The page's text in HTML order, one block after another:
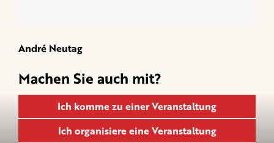
André Neutag
Machen Sie auch mit?
Ich komme zu einer Veranstaltung
Ich organisiere eine Veranstaltung